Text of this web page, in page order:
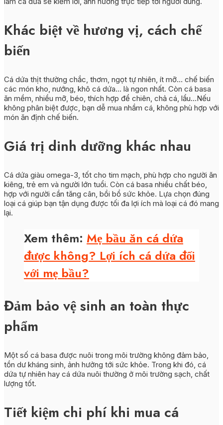
Khác biệt về hương vị, cách chế
biến
Cá dứa thịt thường chắc, thơm, ngọt tự nhiên, ít mỡ… chế biến
các món kho, nướng, khô cá dứa… là ngon nhất. Còn cá basa
ăn mềm, nhiều mỡ, béo, thích hợp để chiên, chả cá, lẩu…Nếu
không phân biệt được, bạn dễ mua nhầm cá, không phù hợp với
món ăn định chế biến.
Giá trị dinh dưỡng khác nhau
Cá dứa giàu omega-3, tốt cho tim mạch, phù hợp cho người ăn
kiêng, trẻ em và người lớn tuổi. Còn cá basa nhiều chất béo,
hợp với người cần tăng cân, bồi bổ sức khỏe. Lựa chọn đúng
loại cá giúp bạn tận dụng được tối đa lợi ích mà loại cá đó mang
lại.
Xem thêm: Mẹ bầu ăn cá dứa
được không? Lợi ích cá dứa đối
với mẹ bầu?
Đảm bảo vệ sinh an toàn thực
phẩm
Một số cá basa được nuôi trong môi trường không đảm bảo,
tồn dư kháng sinh, ảnh hưởng tới sức khỏe. Trong khi đó, cá
dứa tự nhiên hay cá dứa nuôi thường ở môi trường sạch, chất
lượng tốt.
Tiết kiệm chi phí khi mua cá